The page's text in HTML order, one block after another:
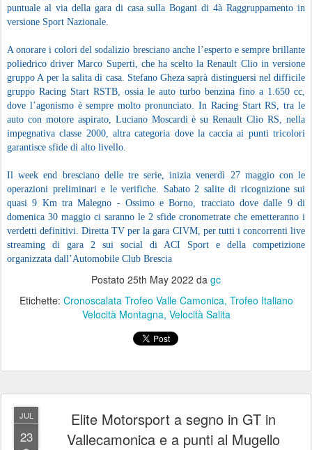
puntuale al via della gara di casa sulla Bogani di 4à Raggruppamento in
versione Sport Nazionale.
A onorare i colori del sodalizio bresciano anche l’esperto e sempre brillante
poliedrico driver Marco Superti, che ha scelto la Renault Clio in versione
gruppo A per la salita di casa. Stefano Gheza saprà distinguersi nel difficile
gruppo Racing Start RSTB, ossia le auto turbo benzina fino a 1.650 cc,
dove l’agonismo è sempre molto pronunciato. In Racing Start RS, tra le
auto con motore aspirato, Luciano Moscardi è su Renault Clio RS, nella
impegnativa classe 2000, altra categoria dove la caccia ai punti tricolori
garantisce sfide di alto livello.
Il week end bresciano delle tre serie, inizia venerdì 27 maggio con le
operazioni preliminari e le verifiche. Sabato 2 salite di ricognizione sui
quasi 9 Km tra Malegno - Ossimo e Borno, tracciato dove dalle 9 di
domenica 30 maggio ci saranno le 2 sfide cronometrate che emetteranno i
verdetti definitivi. Diretta TV per la gara CIVM, per tutti i concorrenti live
streaming di gara 2 sui social di ACI Sport e della competizione
organizzata dall’Automobile Club Brescia
Postato 25th May 2022 da gc
Etichette: Cronoscalata Trofeo Valle Camonica Trofeo Italiano
Velocità Montagna Velocità Salita
JUL
23
Elite Motorsport a segno in GT in
Vallecamonica e a punti al Mugello